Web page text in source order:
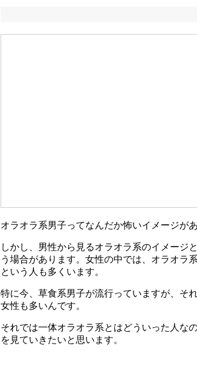
オラオラ系男子ってなんだか怖いイメージが
しかし、男性から見るオラオラ系のイメージ
う場合があります。女性の中では、オラオラ
という人も多くいます。
特に今、草食系男子が流行っていますが、そ
女性も多いんです。
それでは一体オラオラ系とはどういった人な
を見ていきたいと思います。